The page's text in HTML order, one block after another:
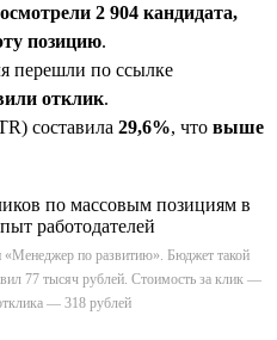
2 904 кандидата,
позицию.
перешли по ссылке
отклик.
составила 29,6%, что выше
по развитию». Бюджет такой
77 тысяч рублей. Стоимость за клик —
— 318 рублей